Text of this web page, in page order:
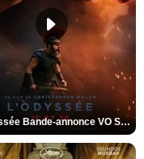
L'Odyssée Bande-annonce VO STFR